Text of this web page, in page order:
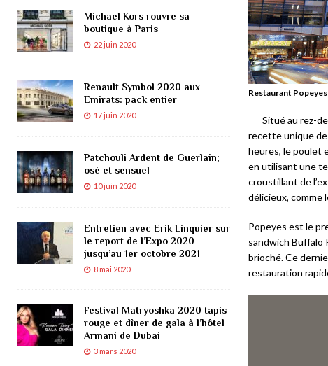
Restaurant
Situé au rez-
recette unique de
heures, le poulet
en utilisant une
croustillant de
délicieux, comme
Popeyes est le
sandwich Buffalo
brioché. Ce
restauration
Michael Kors rouvre sa
boutique à Paris
22 juin 2020
Renault Symbol 2020 aux
Emirats: pack entier
17 juin 2020
Patchouli Ardent de Guerlain;
osé et sensuel
10 juin 2020
Entretien avec Erik Linquier sur
le report de l’Expo 2020
jusqu’au 1er octobre 2021
8 mai 2020
Festival Matryoshka 2020 tapis
rouge et dîner de gala à l’hôtel
Armani de Dubai
3 mars 2020